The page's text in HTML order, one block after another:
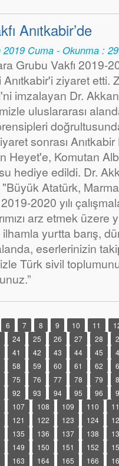
Anıtkabir’de
2019 Cuma - Okunma :
Grubu Vakfı 2019-
ziyaret etti.
imzalayan Dr.
uluslararası
sonrası Anıtkabir
Heyet'e, Komutan
hediye edildi. Dr.
"Büyük Atatürk,
2020 yılı
arz etmek üzere
ilhamla yurtta barış,
eserlerinizin
Türk sivil
6 7 8 9 10 11
24 25 26 27 28
41 42 43 44 45
58 59 60 61 62
75 76 77 78 79
92 93 94 95 96
107 108 109 110
121 122 123 124
135 136 137 138
149 150 151 152
163 164 165 166